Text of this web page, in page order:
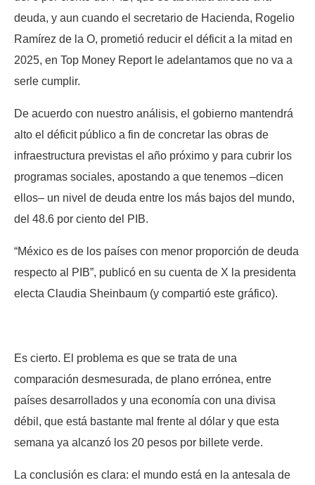
deuda, y aun cuando el secretario de Hacienda, Rogelio
Ramírez de la O, prometió reducir el déficit a la mitad en
2025, en Top Money Report le adelantamos que no va a
serle cumplir.
De acuerdo con nuestro análisis, el gobierno mantendrá
alto el déficit público a fin de concretar las obras de
infraestructura previstas el año próximo y para cubrir los
programas sociales, apostando a que tenemos –dicen
ellos– un nivel de deuda entre los más bajos del mundo,
del 48.6 por ciento del PIB.
“México es de los países con menor proporción de deuda
respecto al PIB”, publicó en su cuenta de X la presidenta
electa Claudia Sheinbaum (y compartió este gráfico).
Es cierto. El problema es que se trata de una
comparación desmesurada, de plano errónea, entre
países desarrollados y una economía con una divisa
débil, que está bastante mal frente al dólar y que esta
semana ya alcanzó los 20 pesos por billete verde.
La conclusión es clara: el mundo está en la antesala de